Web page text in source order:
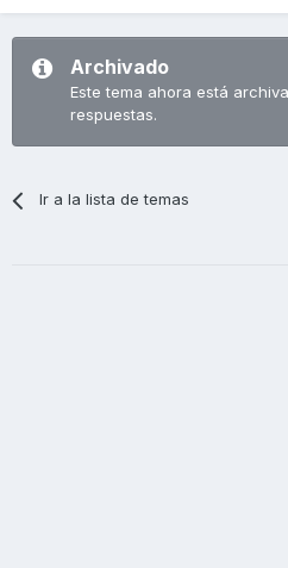
Archivado
Este tema ahora está
respuestas.
Ir a la lista de temas